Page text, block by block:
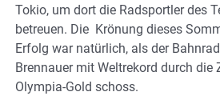
Tokio, um dort die Radsportler des
betreuen. Die Krönung dieses
Erfolg war natürlich, als der
Brennauer mit Weltrekord durch die
Olympia-Gold schoss.